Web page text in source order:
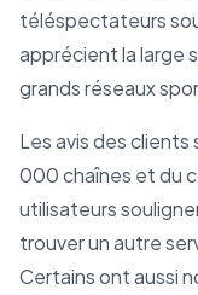
téléspectateurs
apprécient la large
grands réseaux
Les avis des clients
000 chaînes et du
utilisateurs
trouver un autre
Certains ont aussi